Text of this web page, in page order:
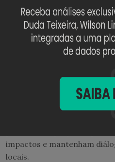
Agora, caberá ao Poder
regulamentação, os
elegibilidade.
Críticas ao texto
Organizações
ao projeto por não tornar
comunidades indígenas
impactos e mantenham
locais.